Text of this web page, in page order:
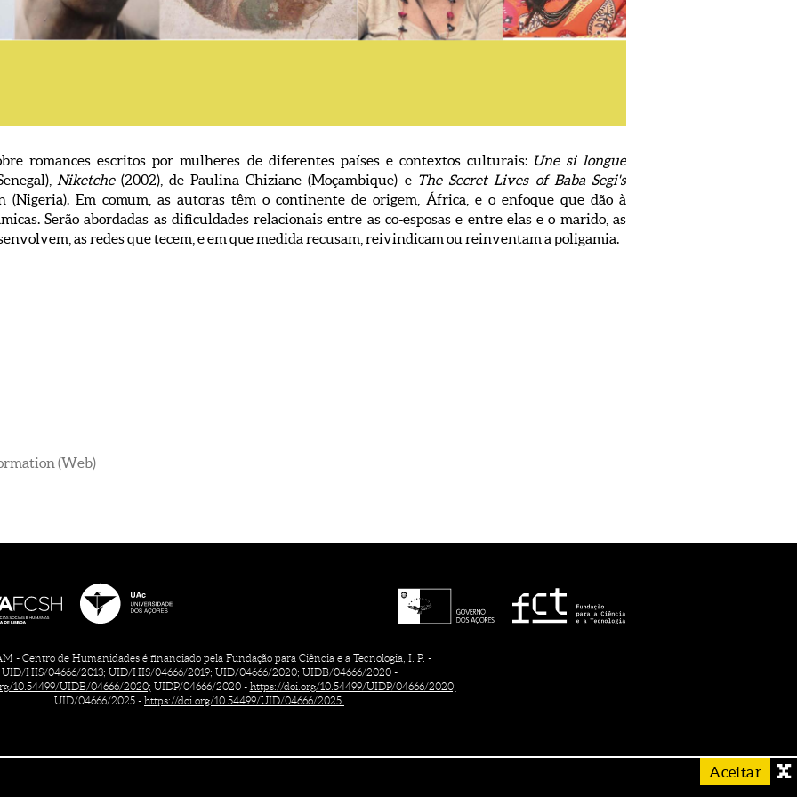
romances escritos por mulheres de diferentes países e contextos culturais: Une si longue
Niketche(2002), de Paulina Chiziane (Moçambique) e The Secret Lives of Baba Segi's
(Nigeria). Em comum, as autoras têm o continente de origem, África, e o enfoque que dão à
Serão abordadas as dificuldades relacionais entre as co-esposas e entre elas e o marido, as
as redes que tecem, e em que medida recusam, reivindicam ou reinventam a poligamia.
(Web)
- Centro de Humanidades é financiado pela Fundação para Ciência e a Tecnologia, I. P. -
UID/HIS/04666/2013; UID/HIS/04666/2019; UID/04666/2020; UIDB/04666/2020 -
10.54499/UIDB/04666/2020; UIDP/04666/2020 - https://doi.org/10.54499/UIDP/04666/2020;
UID/04666/2025 - https://doi.org/10.54499/UID/04666/2025.
Aceitar